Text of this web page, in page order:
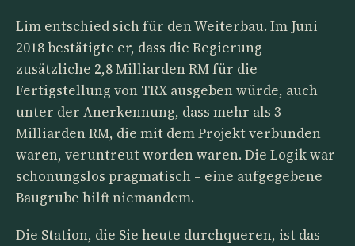
Lim entschied sich für den Weiterbau. Im Juni
2018 bestätigte er, dass die Regierung
zusätzliche 2,8 Milliarden RM für die
Fertigstellung von TRX ausgeben würde, auch
unter der Anerkennung, dass mehr als 3
Milliarden RM, die mit dem Projekt verbunden
waren, veruntreut worden waren. Die Logik war
schonungslos pragmatisch – eine aufgegebene
Baugrube hilft niemandem.
Die Station, die Sie heute durchqueren, ist das